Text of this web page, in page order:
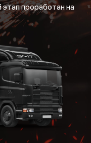
проработан на